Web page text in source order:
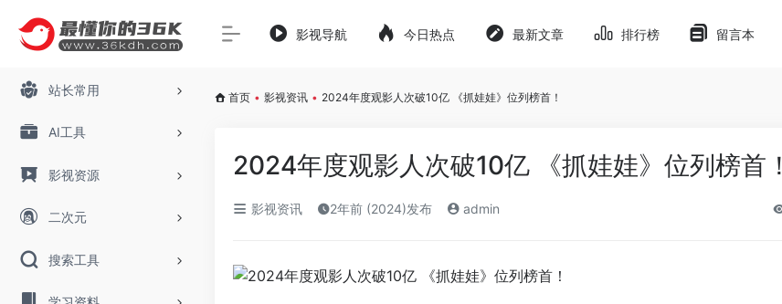
站长常用
AI工具
影视资源
二次元
搜索工具
影视导航 今日热点 最新文章 排行榜 留言本
首页 • 影视资讯 • 2024年度观影人次破10亿 《抓娃娃》位列榜首！
2024年度观影人次破10亿 《抓娃娃》位列榜首！
影视资讯 2年前 (2024)发布 admin